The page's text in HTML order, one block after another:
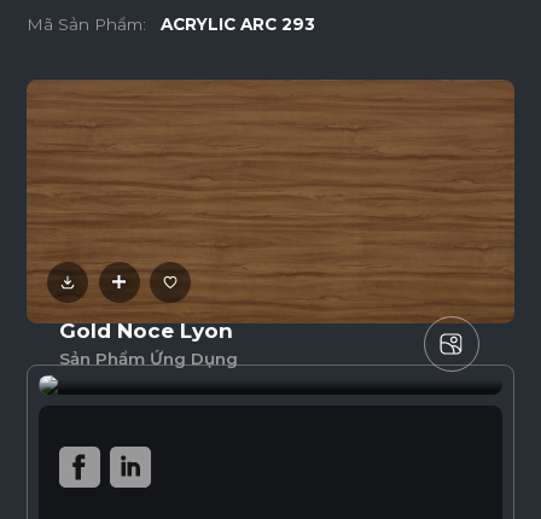
Mã Sản Phẩm: ACRYLIC ARC 293
Gold Noce Lyon
Sản Phẩm Ứng Dụng